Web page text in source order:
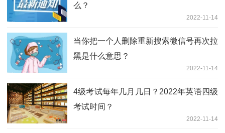
么？
2022-11-14
当你把一个人删除重新搜索微信号再次拉
黑是什么意思？
2022-11-14
4级考试每年几月几日？2022年英语四级
考试时间？
2022-11-14